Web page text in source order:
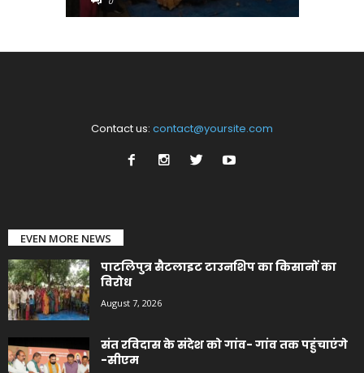
Contact us: contact@yoursite.com
EVEN MORE NEWS
पाटलिपुत्र सैटलाइट टाउनशिप का किसानों का
विरोध
August 7, 2026
संत रविदास के संदेश को गांव- गांव तक पहुंचाएंगे
-सीएम